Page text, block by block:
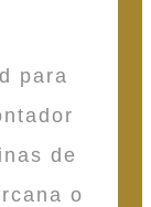
para
de
o